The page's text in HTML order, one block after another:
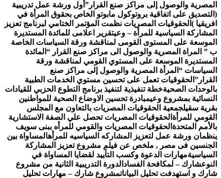
والوصول إلى مراكز صنع القرار” أول ورشة عمل تدريبية
على اتفاقية بروتوكول مابوتو الخاص بحقوق المرأة في
) الحقوقيات المصريات نظمت المؤتمر الختامي لبرنامج تعزيز
السياسية للمرأة – وعيتقرير اعلامى للمائدة المستديرة
على المستوى القومى لمناقشة ورقة السياسات الخاصة
” المراة المصرية والوصول الى مراكز صنع القرار “ المائدة
الموسعة على المستوي القومي لمناقشة ورقة
“المرأة المصرية والوصول إلى مراكز صنع
الحقوقيات تعمل على تحسين مستوي الخدمات الطبية
الصحيةخطة تنفيذية لتنفيذ برنامج التطوع الحزبي للقيادات
بمشروع وعيمبادرة تحسين الاوضاع الصحية للمواطنين
سقيلجمعية الحقوقيات المصريات بالتعاون مع المجلس
للمرأة الحقوقيات المصريات تحصل علي الصفة الاستشارية
المتحدةالحقوقيات المصريات والقومي للمرأه ببنى سويف
ورشة عمل لتعزيز المشاركه السياسيه للمرأه المساواة بين
فى مصر , ملخص عن فيلم مشروع تعزيز المشاركة
مهارات الدعوة وكسب التأييد لقضايا المساواة في
شارك – لمكافحة الفسادالدورة التدريبية الثانية من مشروع
و استهدفت تحليل البياناتمشروع شارك – مهارات تحليل